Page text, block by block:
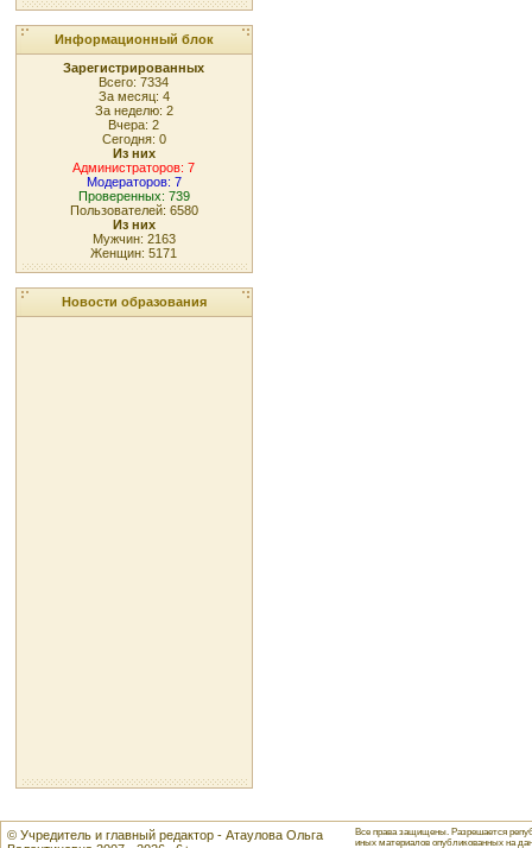
Информационный блок
Зарегистрированных
Всего: 7334
За месяц: 4
За неделю: 2
Вчера: 2
Сегодня: 0
Из них
Администраторов: 7
Модераторов: 7
Проверенных: 739
Пользователей: 6580
Из них
Мужчин: 2163
Женщин: 5171
Новости образования
© Учредитель и главный редактор - Атаулова Ольга
Все права защищены. Разрешается
иных материалов опубликованных на